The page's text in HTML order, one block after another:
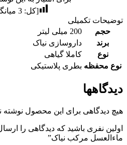
[کل:3
توضیحات تکمیلی
حجم
200 میلی لیتر
برند
داروسازی نیاک
نوع
کاملا گیاهی
نوع محفظه بطری پلاستیکی
دیدگاهها
هیچ دیدگاهی برای این محصول
اولین نفری باشید که دیدگاهی را
ماءالعسل مرکب نیاک”